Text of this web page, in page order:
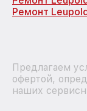
Ремонт
Предлагаем
офертой,
наших